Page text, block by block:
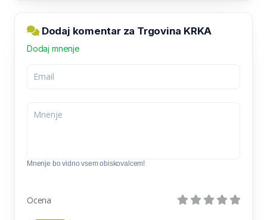
Dodaj komentar za Trgovina KRKA
Dodaj mnenje
Mnenje bo vidno vsem obiskovalcem!
Ocena